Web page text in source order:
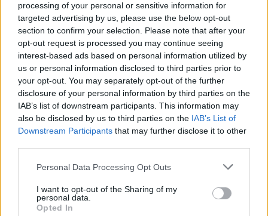
processing of your personal or sensitive information for
targeted advertising by us, please use the below opt-out
section to confirm your selection. Please note that after your
opt-out request is processed you may continue seeing
interest-based ads based on personal information utilized by
us or personal information disclosed to third parties prior to
your opt-out. You may separately opt-out of the further
disclosure of your personal information by third parties on the
IAB’s list of downstream participants. This information may
also be disclosed by us to third parties on the IAB’s List of
Downstream Participants that may further disclose it to other
Personal Data Processing Opt Outs
I want to opt-out of the Sharing of my
personal data.
Opted In
Σε ισχυρή αναπτυξιακή τροχιά επέστρεψε η Metlen στο πρώτο
εξάμηνο του 2026, καταγράφοντας ιστορικά υψηλά επίπεδα σε
έσοδα, λειτουργική κερδοφορία και καθαρά κέρδη.
NEWSROOM / 06 Αυγ 2026